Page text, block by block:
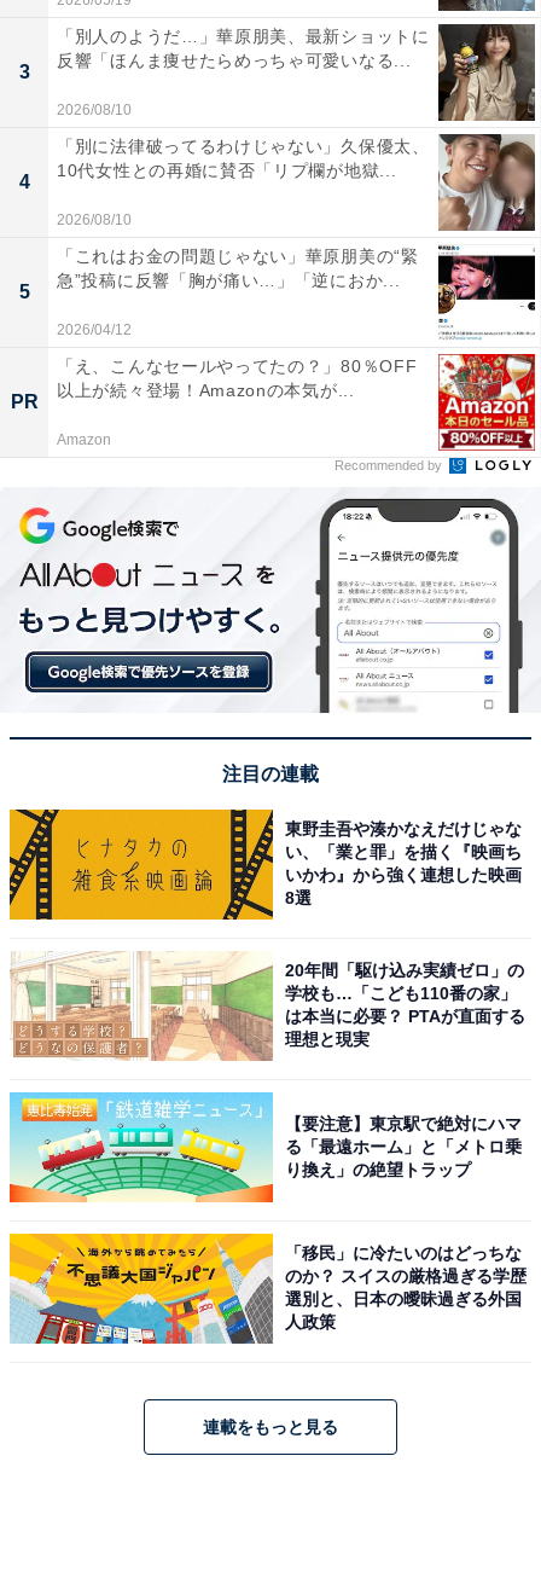
3
「別人のようだ…」華原朋美、最新ショットに
反響「ほんま痩せたらめっちゃ可愛いなる...
2026/08/10
4
「別に法律破ってるわけじゃない」久保優太、
10代女性との再婚に賛否「リプ欄が地獄...
2026/08/10
5
「これはお金の問題じゃない」華原朋美の“緊
急”投稿に反響「胸が痛い…」「逆におか...
2026/04/12
PR
「え、こんなセールやってたの？」80％OFF
以上が続々登場！Amazonの本気が...
Amazon
Recommended by
注目の連載
東野圭吾や湊かなえだけじゃな
い、「業と罪」を描く『映画ち
いかわ』から強く連想した映画
8選
20年間「駆け込み実績ゼロ」の
学校も…「こども110番の家」
は本当に必要？ PTAが直面する
理想と現実
【要注意】東京駅で絶対にハマ
る「最遠ホーム」と「メトロ乗
り換え」の絶望トラップ
「移民」に冷たいのはどっちな
のか？ スイスの厳格過ぎる学歴
選別と、日本の曖昧過ぎる外国
人政策
連載をもっと見る